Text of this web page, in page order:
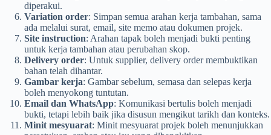
diperakui.
Variation order: Simpan semua arahan kerja tambahan, sama
ada melalui surat, email, site memo atau dokumen projek.
Site instruction: Arahan tapak boleh menjadi bukti penting
untuk kerja tambahan atau perubahan skop.
Delivery order: Untuk supplier, delivery order membuktikan
bahan telah dihantar.
Gambar kerja: Gambar sebelum, semasa dan selepas kerja
boleh menyokong tuntutan.
Email dan WhatsApp: Komunikasi bertulis boleh menjadi
bukti, tetapi lebih baik jika disusun mengikut tarikh dan konteks.
Minit mesyuarat: Minit mesyuarat projek boleh menunjukkan